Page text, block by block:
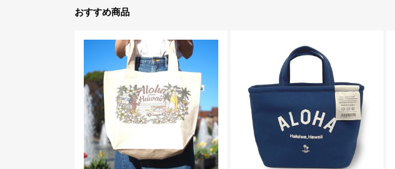
おすすめ商品